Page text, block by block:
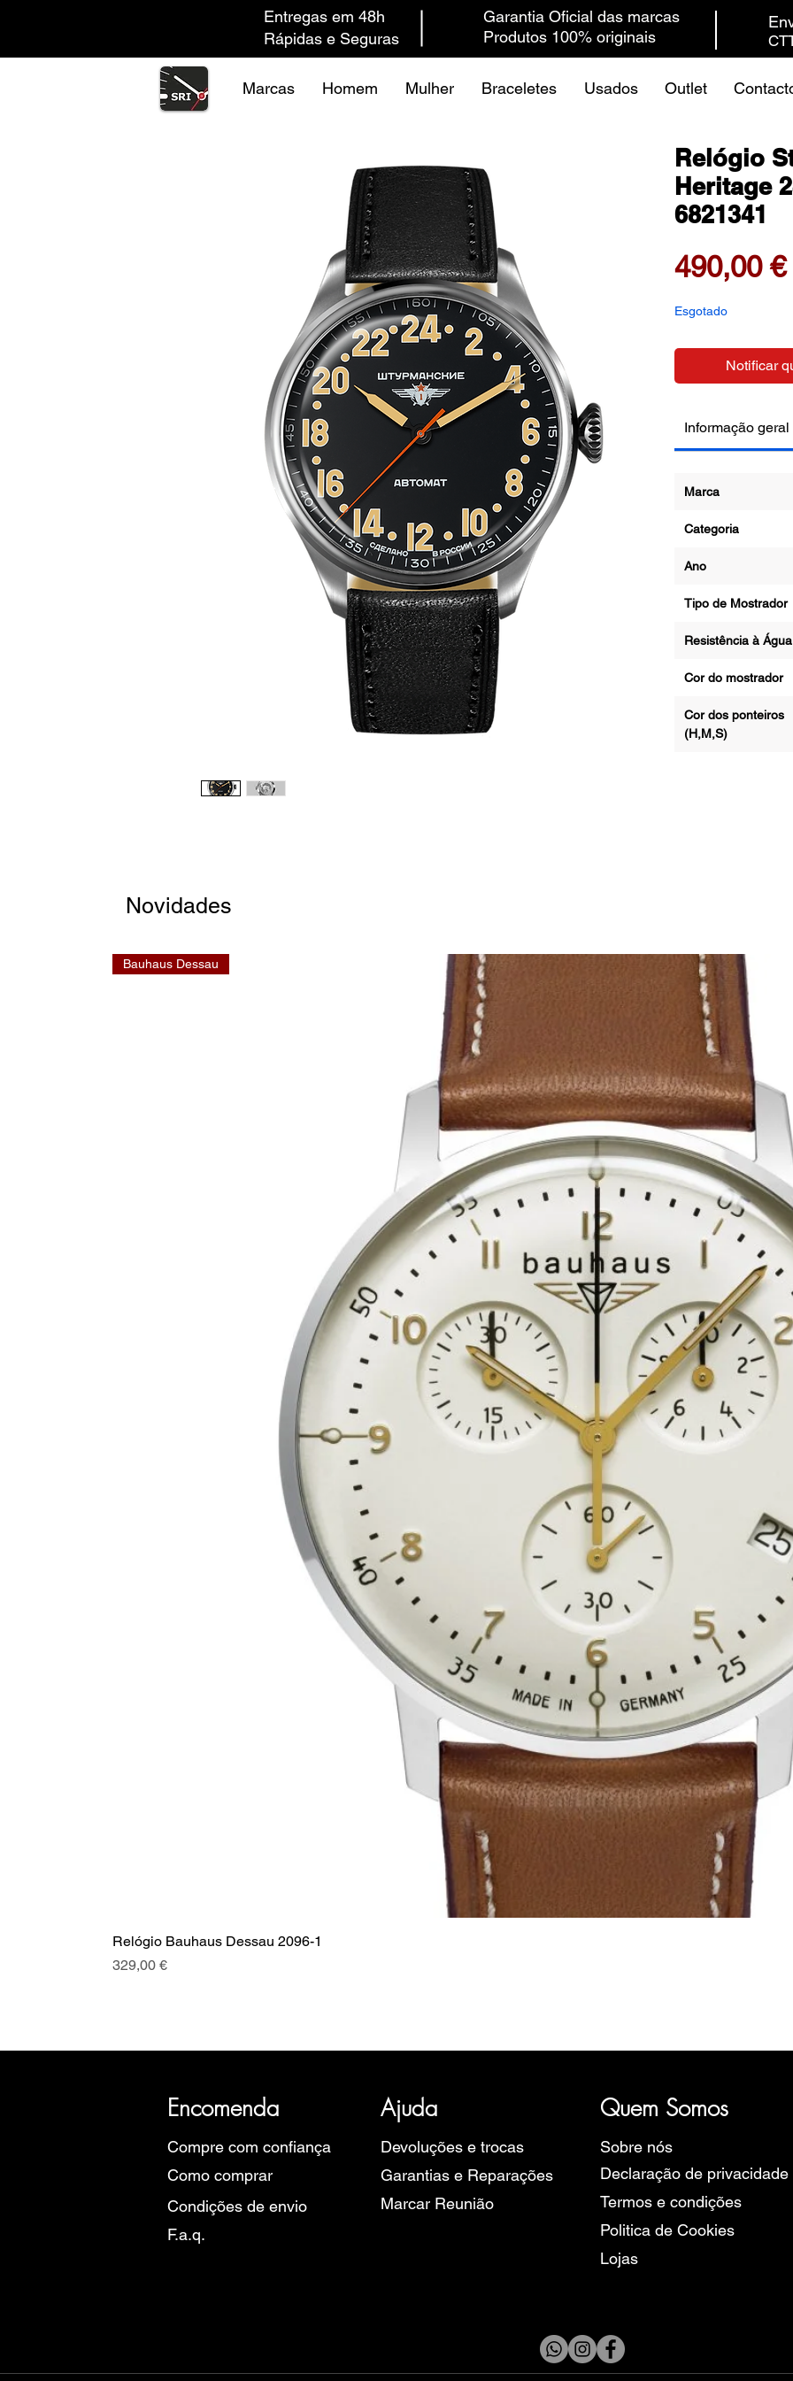
Entregas em 48h
Rápidas e Seguras
Produtos 100% originais
Garantia Oficial das marcas
Marcas Homem Mulher Braceletes Usados Outlet
Relógio
Heritage
6821341
490,00 €
Esgotado
Notificar
Informação geral
Marca
Categoria
Ano
Tipo de
Resistência à
Cor do mostrador
Cor dos ponteiros
(H,M,S)
Novidades
Bauhaus Dessau
Relógio Bauhaus Dessau 2096-1
Preço
329,00 €
Encomenda Ajuda Quem Somos
Compre com confiança
Como comprar
Condições de envio
Devoluções e trocas
Garantias e Reparações
Marcar Reunião
F.a.q.
Sobre nós
Declaração de privacidade
Termos e condições
Politica de Cookies
Lojas